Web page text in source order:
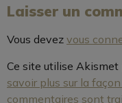
Laisser un
Vous devez vous
Ce site utilise Akismet
savoir plus sur la
commentaires sont